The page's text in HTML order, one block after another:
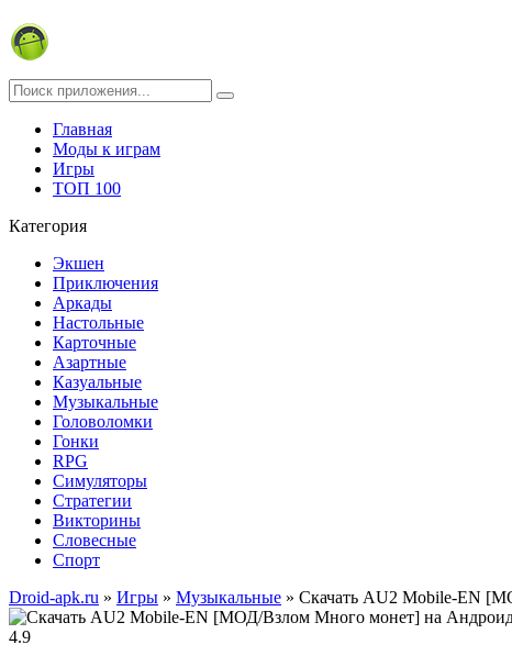
Главная
Моды к играм
Игры
ТОП 100
Категория
Экшен
Приключения
Аркады
Настольные
Карточные
Азартные
Казуальные
Музыкальные
Головоломки
Гонки
RPG
Симуляторы
Стратегии
Викторины
Словесные
Спорт
Droid-apk.ru » Игры » Музыкальные » Скачать AU2 Mobile-EN
4.9